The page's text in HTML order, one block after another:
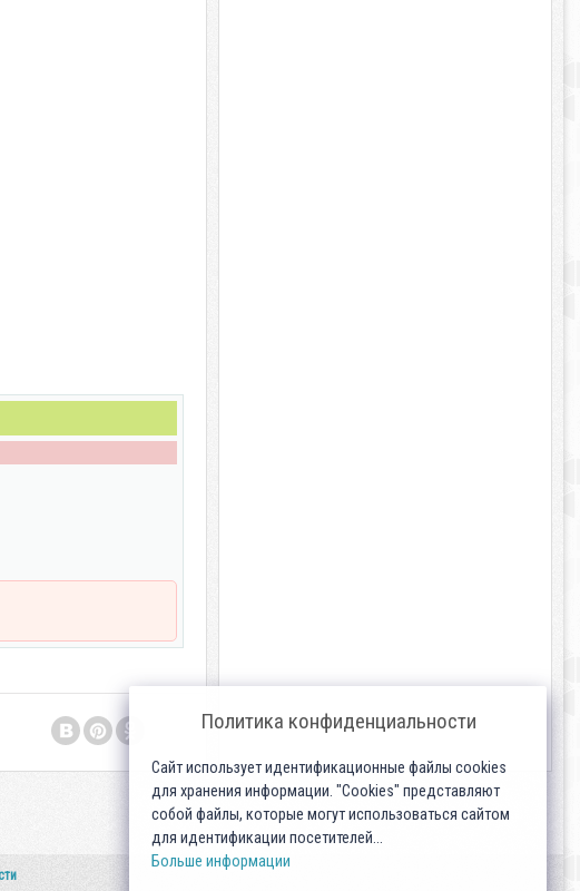
Политика конфиденциальности
Сайт использует идентификационные файлы cookies
для хранения информации. "Cookies" представляют
собой файлы, которые могут использоваться сайтом
для идентификации посетителей...
Больше информации